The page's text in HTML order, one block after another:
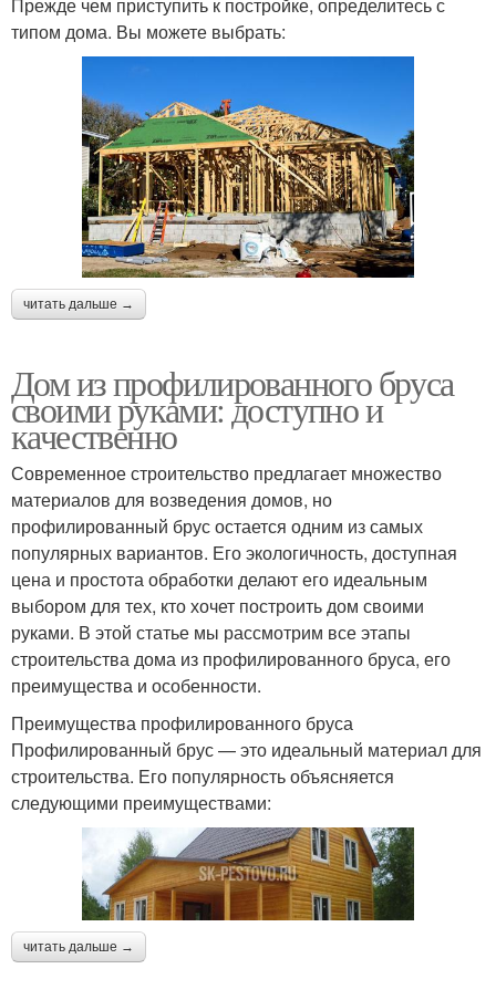
Прежде чем приступить к постройке, определитесь с
типом дома. Вы можете выбрать:
читать дальше →
Дом из профилированного бруса
своими руками: доступно и
качественно
Современное строительство предлагает множество
материалов для возведения домов, но
профилированный брус остается одним из самых
популярных вариантов. Его экологичность, доступная
цена и простота обработки делают его идеальным
выбором для тех, кто хочет построить дом своими
руками. В этой статье мы рассмотрим все этапы
строительства дома из профилированного бруса, его
преимущества и особенности.
Преимущества профилированного бруса
Профилированный брус — это идеальный материал для
строительства. Его популярность объясняется
следующими преимуществами:
читать дальше →